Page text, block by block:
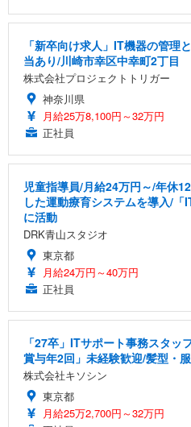
「新卒向け求人」IT機器の管理
当あり/川崎市幸区中幸町2丁目
株式会社プロジェクトトリガー
神奈川県
月給25万8,100円～32万円
正社員
児童指導員/月給24万円～/年休
した運動療育システムを導入/
に活動
DRK青山スタジオ
東京都
月給24万円～40万円
正社員
「27卒」ITサポート事務スタ
賞与年2回」未経験歓迎/髪型・
株式会社キソシン
東京都
月給25万2,700円～32万円